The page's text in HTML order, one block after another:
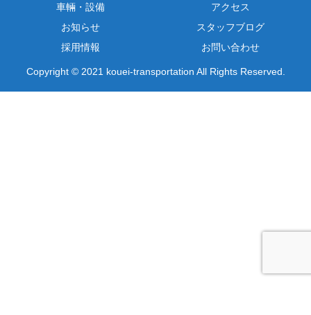
車輛・設備
アクセス
お知らせ
スタッフブログ
採用情報
お問い合わせ
Copyright © 2021 kouei-transportation All Rights Reserved.